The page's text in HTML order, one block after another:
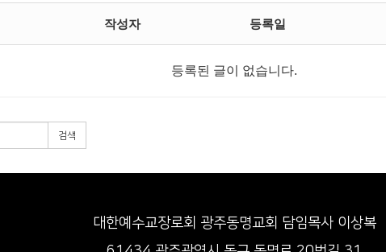
작성자 등록일
등록된 글이 없습니다.
검색
대한예수교장로회 광주동명교회 담임목사 이상복